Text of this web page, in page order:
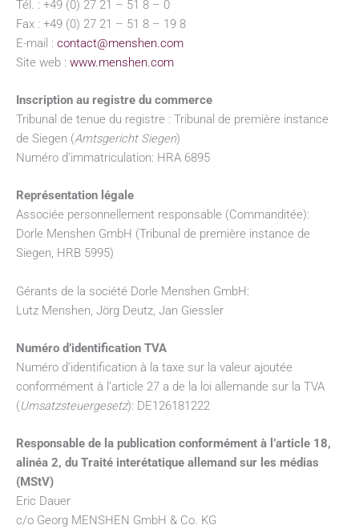
Tél. : +49 (0) 27 21 – 51 8 – 0
Fax : +49 (0) 27 21 – 51 8 – 19 8
E-mail : contact@menshen.com
Site web : www.menshen.com
Inscription au registre du commerce
Tribunal de tenue du registre : Tribunal de première instance
de Siegen (Amtsgericht Siegen)
Numéro d’immatriculation: HRA 6895
Représentation légale
Associée personnellement responsable (Commanditée):
Dorle Menshen GmbH (Tribunal de première instance de
Siegen, HRB 5995)
Gérants de la société Dorle Menshen GmbH:
Lutz Menshen, Jörg Deutz, Jan Giessler
Numéro d’identification TVA
Numéro d’identification à la taxe sur la valeur ajoutée
conformément à l’article 27 a de la loi allemande sur la TVA
(Umsatzsteuergesetz): DE126181222
Responsable de la publication conformément à l’article 18,
alinéa 2, du Traité interétatique allemand sur les médias
(MStV)
Eric Dauer
c/o Georg MENSHEN GmbH & Co. KG